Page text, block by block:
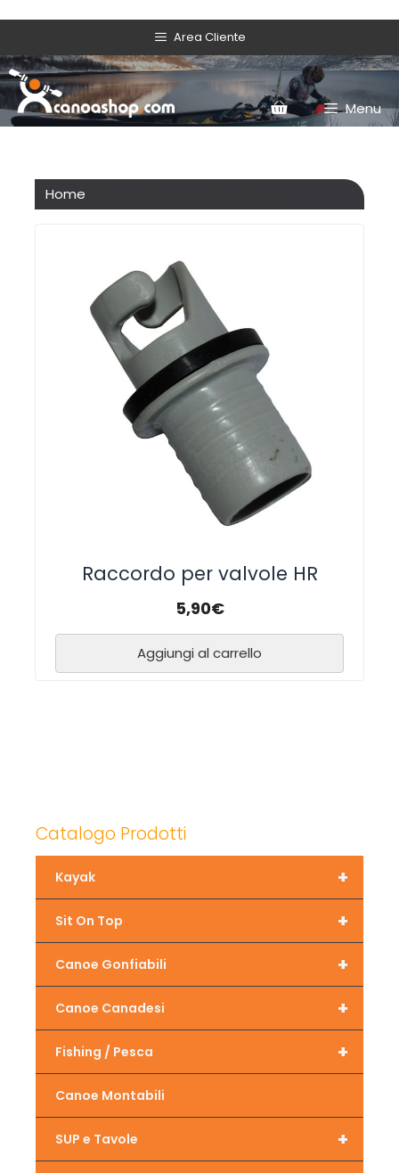
Area Cliente
Menu
Home
Raccordo per valvole HR
5,90€
Aggiungi al carrello
Catalogo Prodotti
+
Kayak
+
Sit On Top
+
Canoe Gonfiabili
+
Canoe Canadesi
+
Fishing / Pesca
Canoe Montabili
+
SUP e Tavole